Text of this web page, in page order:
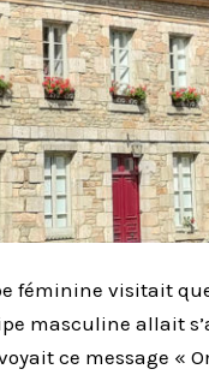
féminine visitait
masculine allait
ce message «